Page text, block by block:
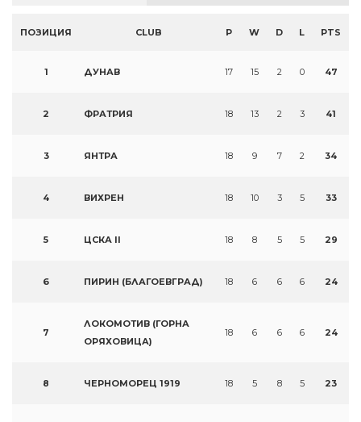
ПОЗИЦИЯ CLUB P W D L PTS
1 ДУНАВ 17 15 2 0 47
2 ФРАТРИЯ 18 13 2 3 41
3 ЯНТРА 18 9 7 2 34
4 ВИХРЕН 18 10 3 5 33
5 ЦСКА II 18 8 5 5 29
6 ПИРИН (БЛАГОЕВГРАД) 18 6 6 6 24
7
ЛОКОМОТИВ (ГОРНА
ОРЯХОВИЦА)
18 6 6 6 24
8 ЧЕРНОМОРЕЦ 1919 18 5 8 5 23